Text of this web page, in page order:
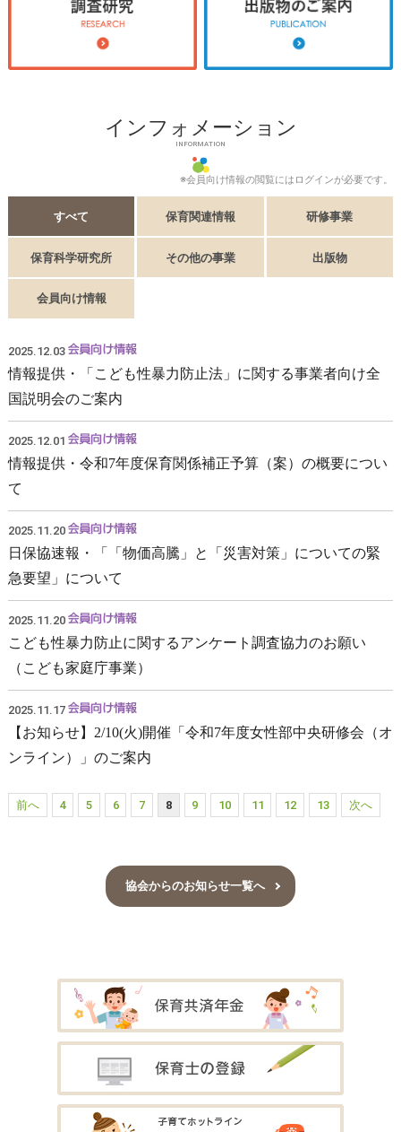
インフォメーション
INFORMATION
※会員向け情報の閲覧にはログインが必要です。
すべて 保育関連情報 研修事業
保育科学研究所 その他の事業 出版物
会員向け情報
2025.12.03
情報提供・「こども性暴力防止法」に関する事業者向け全
国説明会のご案内
2025.12.01
情報提供・令和7年度保育関係補正予算（案）の概要につい
て
2025.11.20
日保協速報・「「物価高騰」と「災害対策」についての緊
急要望」について
2025.11.20
こども性暴力防止に関するアンケート調査協力のお願い
（こども家庭庁事業）
2025.11.17
【お知らせ】2/10(火)開催「令和7年度女性部中央研修会（オ
ンライン）」のご案内
前へ 4 5 6 7 8 9 10 11 12 13 次へ
協会からのお知らせ一覧へ